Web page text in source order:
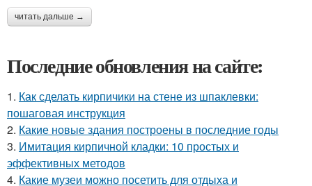
читать дальше →
Последние обновления на сайте:
1. Как сделать кирпичики на стене из шпаклевки:
пошаговая инструкция
2. Какие новые здания построены в последние годы
3. Имитация кирпичной кладки: 10 простых и
эффективных методов
4. Какие музеи можно посетить для отдыха и